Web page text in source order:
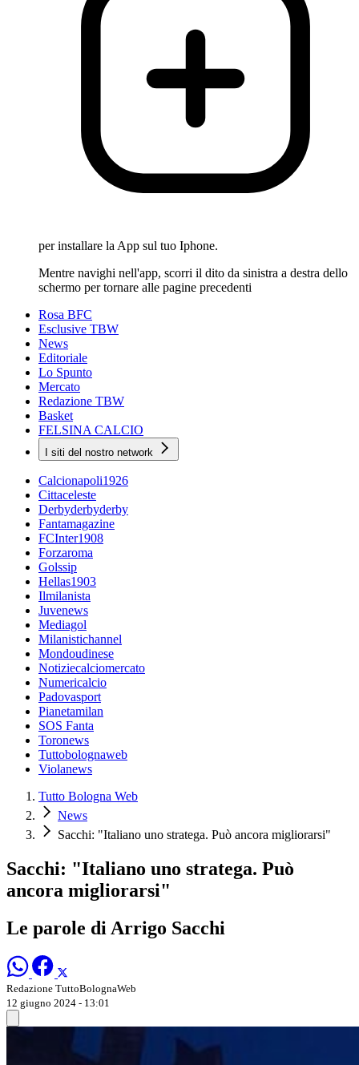
per installare la App sul tuo Iphone.
Mentre navighi nell'app, scorri il dito da sinistra a destra dello
schermo per tornare alle pagine precedenti
Rosa BFC
Esclusive TBW
News
Editoriale
Lo Spunto
Mercato
Redazione TBW
Basket
FELSINA CALCIO
I siti del nostro network
Calcionapoli1926
Cittaceleste
Derbyderbyderby
Fantamagazine
FCInter1908
Forzaroma
Golssip
Hellas1903
Ilmilanista
Juvenews
Mediagol
Milanistichannel
Mondoudinese
Notiziecalciomercato
Numericalcio
Padovasport
Pianetamilan
SOS Fanta
Toronews
Tuttobolognaweb
Violanews
Tutto Bologna Web
News
Sacchi: "Italiano uno stratega. Può ancora migliorarsi"
Sacchi: "Italiano uno stratega. Può
ancora migliorarsi"
Le parole di Arrigo Sacchi
Redazione TuttoBolognaWeb
12 giugno 2024 - 13:01